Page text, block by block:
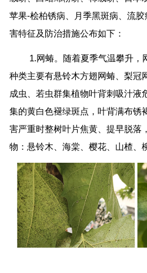
苹果-桧柏锈病、月季黑斑病、流
害特征及防治措施公布如下：
1.网蝽。随着夏季气温攀升，
种类主要有悬铃木方翅网蝽、梨冠
成虫、若虫群集植物叶背刺吸汁液
集的黄白色褪绿斑点，叶背满布锈
害严重时整树叶片焦黄、提早脱落
物：悬铃木、海棠、樱花、山楂、